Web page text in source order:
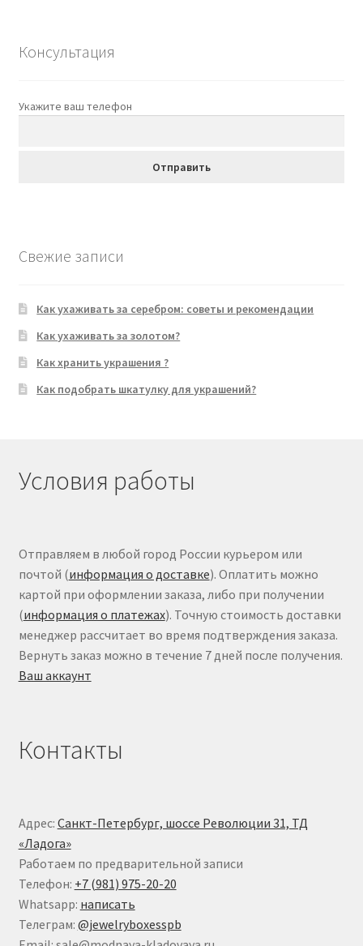
Консультация
Укажите ваш телефон
Свежие записи
Как ухаживать за серебром: советы и рекомендации
Как ухаживать за золотом?
Как хранить украшения ?
Как подобрать шкатулку для украшений?
Условия работы
Отправляем в любой город России курьером или
почтой (информация о доставке). Оплатить можно
картой при оформлении заказа, либо при получении
(информация о платежах). Точную стоимость доставки
менеджер рассчитает во время подтверждения заказа.
Вернуть заказ можно в течение 7 дней после получения.
Ваш аккаунт
Контакты
Адрес: Санкт-Петербург, шоссе Революции 31, ТД
«Ладога»
Работаем по предварительной записи
Телефон: +7 (981) 975-20-20
Whatsapp: написать
Телеграм: @jewelryboxesspb